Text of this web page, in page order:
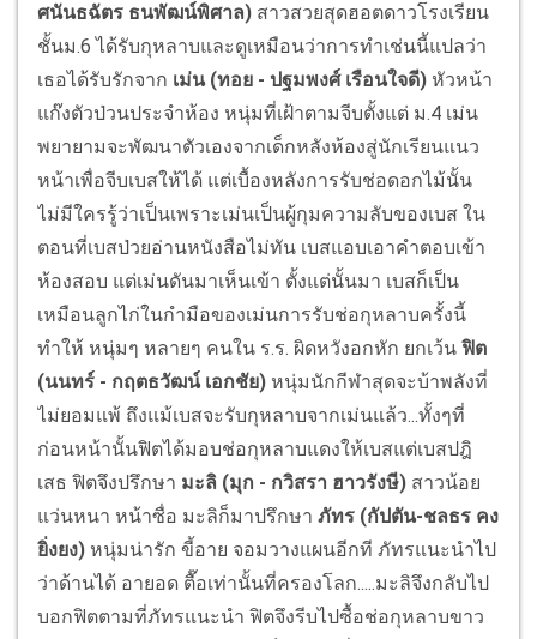
ศนันธฉัตร ธนพัฒน์พิศาล) สาวสวยสุดฮอตดาวโรงเรียน
ชั้นม.6 ได้รับกุหลาบและดูเหมือนว่าการทำเช่นนี้แปลว่า
เธอได้รับรักจาก เม่น (ทอย - ปฐมพงศ์ เรือนใจดี) หัวหน้า
แก๊งตัวป่วนประจำห้อง หนุ่มที่เฝ้าตามจีบตั้งแต่ ม.4 เม่น
พยายามจะพัฒนาตัวเองจากเด็กหลังห้องสู่นักเรียนแนว
หน้าเพื่อจีบเบสให้ได้ แต่เบื้องหลังการรับช่อดอกไม้นั้น
ไม่มีใครรู้ว่าเป็นเพราะเม่นเป็นผู้กุมความลับของเบส ใน
ตอนที่เบสป่วยอ่านหนังสือไม่ทัน เบสแอบเอาคำตอบเข้า
ห้องสอบ แต่เม่นดันมาเห็นเข้า ตั้งแต่นั้นมา เบสก็เป็น
เหมือนลูกไก่ในกำมือของเม่นการรับช่อกุหลาบครั้งนี้
ทำให้ หนุ่มๆ หลายๆ คนใน ร.ร. ผิดหวังอกหัก ยกเว้น ฟิต
(นนทร์ - กฤตธวัฒน์ เอกชัย) หนุ่มนักกีฬาสุดจะบ้าพลังที่
ไม่ยอมแพ้ ถึงแม้เบสจะรับกุหลาบจากเม่นแล้ว...ทั้งๆที่
ก่อนหน้านั้นฟิตได้มอบช่อกุหลาบแดงให้เบสแต่เบสปฎิ
เสธ ฟิตจึงปรึกษา มะลิ (มุก - กวิสรา ฮาวรังษี) สาวน้อย
แว่นหนา หน้าซื่อ มะลิก็มาปรึกษา ภัทร (กัปตัน-ชลธร คง
ยิ่งยง) หนุ่มน่ารัก ขี้อาย จอมวางแผนอีกที ภัทรแนะนำไป
ว่าด้านได้ อายอด ตื๊อเท่านั้นที่ครองโลก.....มะลิจึงกลับไป
บอกฟิตตามที่ภัทรแนะนำ ฟิตจึงรีบไปซื้อช่อกุหลาบขาว